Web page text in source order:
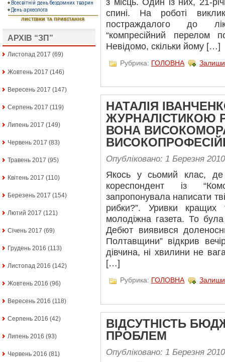
АРХІВ “ЗП”
Листопад 2017 (69)
Жовтень 2017 (146)
Вересень 2017 (147)
Серпень 2017 (119)
Липень 2017 (149)
Червень 2017 (83)
Травень 2017 (95)
Квітень 2017 (110)
Березень 2017 (154)
Лютий 2017 (121)
Січень 2017 (69)
Грудень 2016 (113)
Листопад 2016 (142)
Жовтень 2016 (96)
Вересень 2016 (118)
Серпень 2016 (42)
Липень 2016 (93)
Червень 2016 (81)
з місць. Один із них, 21-
спині. На роботі
постраждалого до
“компресійний перелом
Невідомо, скільки йому […]
Рубрика: ГОЛОВНА
НАТАЛІЯ
ЖУРНАЛІСТИКОЮ
ВОНА
Опубліковано: 1 Березня 2010
Якось у сьомий клас, де
кореспондент із
запропонувала написати
рибки?”. Уривки кращих
молодіжна газета. То
Дебют виявився
Полтавщини” відкрив
дівчина, ні хвилини не
[…]
Рубрика: ГОЛОВНА
ВІДСУТНІСТЬ
ПРОБЛЕМ
Опубліковано: 1 Березня 2010